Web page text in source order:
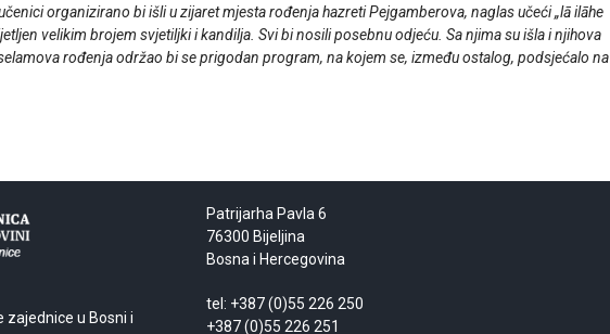
organizirano bi išli u zijaret mjesta rođenja hazreti Pejgamberova, naglas učeći „lā ilāhe
velikim brojem svjetiljki i kandilja. Svi bi nosili posebnu odjeću. Sa njima su išla i njihova
rođenja održao bi se prigodan program, na kojem se, između ostalog, podsjećalo na
zajednice u Bosni i
Patrijarha Pavla 6
76300 Bijeljina
Bosna i Hercegovina
tel: +387 (0)55 226 250
+387 (0)55 226 251